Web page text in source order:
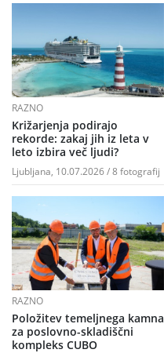
RAZNO
Križarjenja podirajo
rekorde: zakaj jih iz leta v
leto izbira več ljudi?
Ljubljana, 10.07.2026 / 8 fotografij
RAZNO
Položitev temeljnega kamna
za poslovno-skladiščni
kompleks CUBO